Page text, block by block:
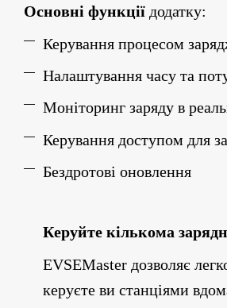
Основні функції додатку:
Керування процесом
Налаштування часу та
Моніторинг заряду в
Керування доступом для
Бездротові оновлення
Керуйте кількома
EVSEMaster дозволяє
керуєте ви станціями